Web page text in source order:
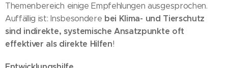
Themenbereich einige Empfehlungen ausgesprochen.
Auffällig ist: Insbesondere bei Klima- und Tierschutz
sind indirekte, systemische Ansatzpunkte oft
effektiver als direkte Hilfen!